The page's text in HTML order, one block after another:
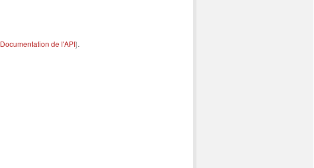
Documentation de l'API).